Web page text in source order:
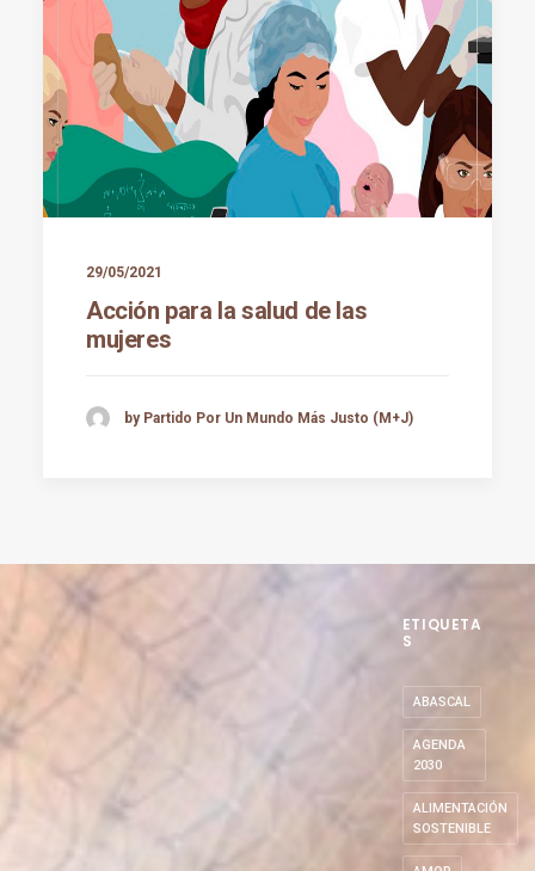
29/05/2021
Acción para la salud de las
mujeres
by Partido Por Un Mundo Más Justo (M+J)
ETIQUETA
S
ABASCAL
AGENDA
2030
ALIMENTACIÓN
SOSTENIBLE